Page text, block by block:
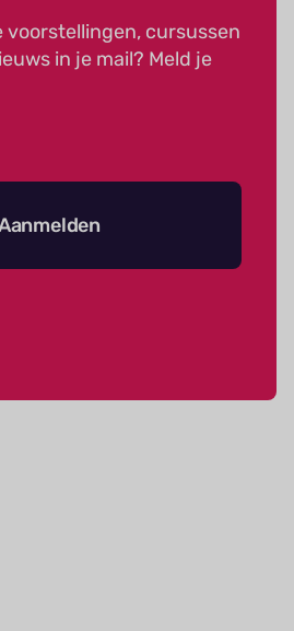
voorstellingen, cursussen
in je mail? Meld je